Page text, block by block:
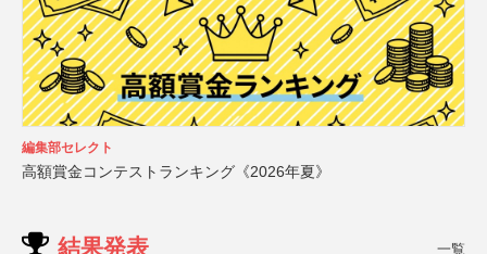
編集部セレクト
高額賞金コンテストランキング《2026年夏》
結果発表 一覧